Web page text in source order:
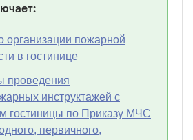
организации пожарной
в гостинице
проведения
инструктажей с
гостиницы по Приказу МЧС
первичного,